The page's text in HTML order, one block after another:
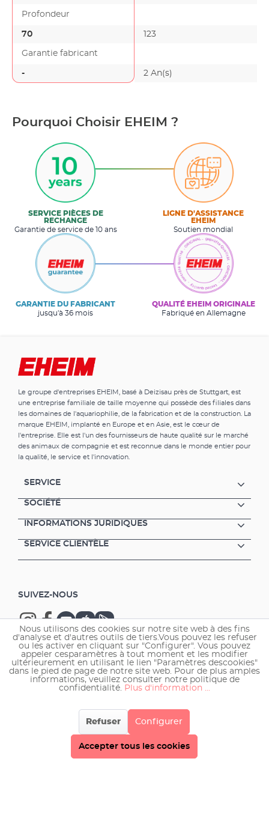
Profondeur
70 123
Garantie fabricant
- 2 An(s)
Pourquoi Choisir EHEIM ?
SERVICE PIÈCES DE
RECHANGE
Garantie de service de 10 ans
LIGNE D'ASSISTANCE
EHEIM
Soutien mondial
GARANTIE DU FABRICANT
jusqu'à 36 mois
QUALITÉ EHEIM ORIGINALE
Fabriqué en Allemagne
Le groupe d'entreprises EHEIM, basé à Deizisau près de Stuttgart, est
une entreprise familiale de taille moyenne qui possède des filiales dans
les domaines de l'aquariophilie, de la fabrication et de la construction. La
marque EHEIM, implanté en Europe et en Asie, est le cœur de
l'entreprise. Elle est l'un des fournisseurs de haute qualité sur le marché
des animaux de compagnie et est reconnue dans le monde entier pour
la qualité, le service et l'innovation.
SERVICE
SOCIÉTÉ
INFORMATIONS JURIDIQUES
SERVICE CLIENTÈLE
SUIVEZ-NOUS
Copyright © 2026 EHEIM GmbH & Co. KG.
Nous utilisons des cookies sur notre site web à des fins
d'analyse et d'autres outils de tiers.Vous pouvez les refuser
ou les activer en cliquant sur "Configurer". Vous pouvez
appeler cesparamètres à tout moment et les modifier
ultérieurement en utilisant le lien "Paramètres descookies"
dans le pied de page de notre site web. Pour de plus amples
informations, veuillez consulter notre politique de
confidentialité. Plus d'information ...
Refuser Configurer
Accepter tous les cookies